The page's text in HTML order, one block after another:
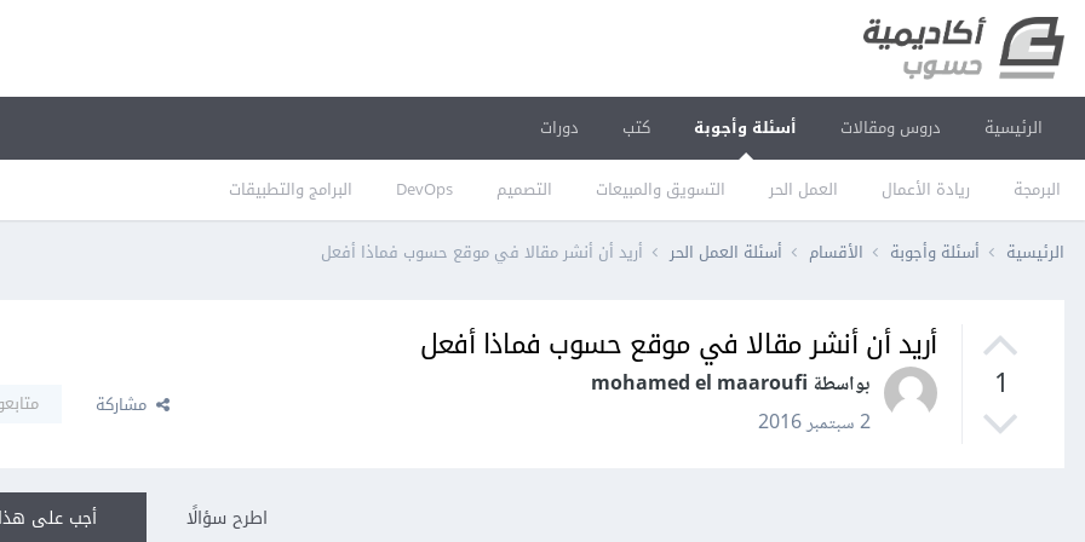
الرئيسية دروس ومقالات أسئلة وأجوبة
البرمجة ريادة الأعمال العمل الحر التسويق والمبيعات التصميم DevOps البرامج والتطبيقات
كتب دورات
الرئيسية أسئلة وأجوبة الأقسام أسئلة العمل الحر أريد أن أنشر مقالا في موقع حسوب فماذا أفعل
1
أريد أن أنشر مقالا في موقع حسوب فماذا أفعل
بواسطة mohamed el maaroufi
2 سبتمبر 2016
مشاركة
أجب على اطرح سؤالًا